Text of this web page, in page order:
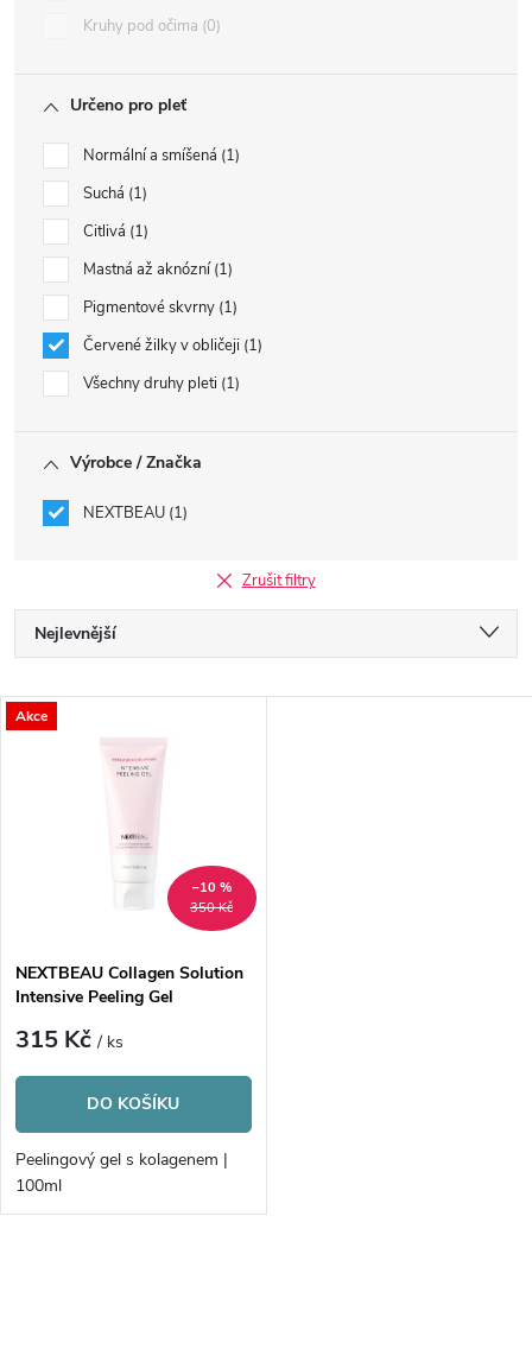
Kruhy pod očima 0
Určeno pro pleť
Normální a smíšená 1
Suchá 1
Citlivá 1
Mastná až aknózní 1
Pigmentové skvrny 1
Červené žilky v obličeji 1
Všechny druhy pleti 1
Výrobce / Značka
NEXTBEAU 1
Zrušit filtry
Ř
a
p
r
o
d
u
Nejlevnější
Nejprodávanější
V
s
p
r
o
d
Akce
350 Kč
–10 %
NEXTBEAU Collagen Solution
Intensive Peeling Gel
315 Kč/ ks
DO KOŠÍKU
Peelingový gel s kolagenem |
100ml